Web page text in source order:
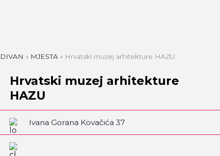
DIVAN » MJESTA » Hrvatski muzej arhitekture HAZU
Hrvatski muzej arhitekture
HAZU
Ivana Gorana Kovačića 37